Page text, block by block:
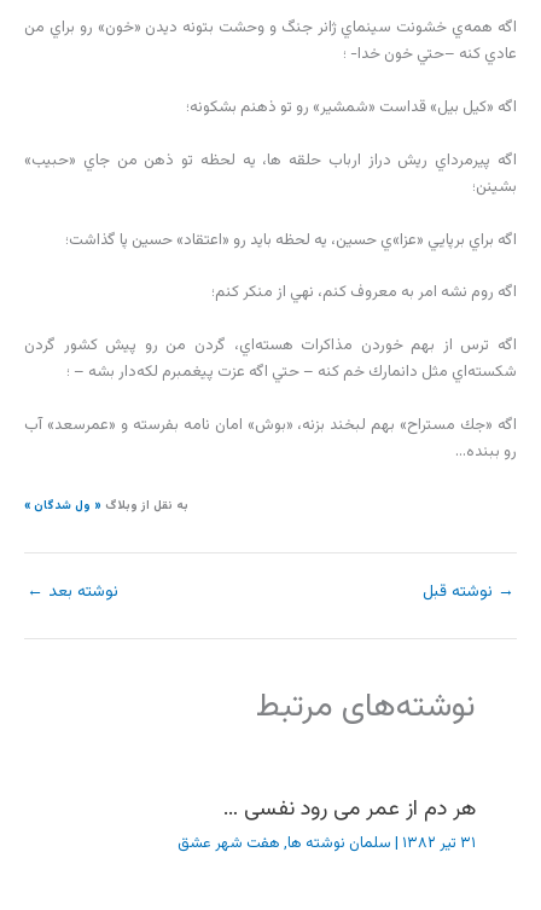
اگه همه‌ي خشونت سينماي ژانر جنگ و وحشت بتونه ديدن «خون» رو براي من
عادي كنه –حتي خون خدا- ؛
اگه «كيل بيل» قداست «شمشير» رو تو ذهنم بشكونه؛
اگه پيرمرداي ريش دراز ارباب حلقه ها،‌ يه لحظه تو ذهن من جاي «حبيب»
بشينن؛
اگه براي برپايي «عزا»ي حسين، يه لحظه بايد رو «اعتقاد» حسين پا گذاشت؛
اگه روم نشه امر به معروف كنم، نهي از منكر كنم؛
اگه ترس از بهم خوردن مذاكرات هسته‌اي، گردن من رو پيش كشور گردن
شكسته‌اي مثل دانمارك خم كنه – حتي اگه عزت پيغمبرم لكه‌دار بشه – ؛
اگه «جك مستراح» بهم لبخند بزنه، «بوش» امان نامه بفرسته و «عمرسعد» آب
رو ببنده…
به نقل از وبلاگ « ول شدگان »
→ نوشته قبل نوشته بعد ←
نوشته‌های مرتبط
هر دم از عمر می رود نفسی …
۳۱ تیر ۱۳۸۲ | سلمان نوشته ها, هفت شهر عشق